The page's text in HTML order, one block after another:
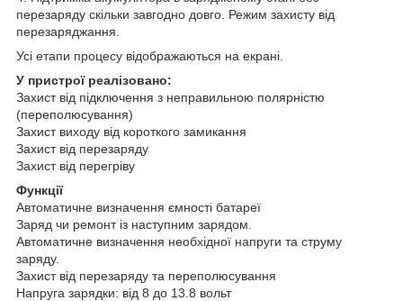
перезаряду скільки завгодно довго. Режим захисту від
перезаряджання.
Усі етапи процесу відображаються на екрані.
У пристрої реалізовано:
Захист від підключення з неправильною полярністю
(переполюсування)
Захист виходу від короткого замикання
Захист від перезаряду
Захист від перегріву
Функції
Автоматичне визначення ємності батареї
Заряд чи ремонт із наступним зарядом.
Автоматичне визначення необхідної напруги та струму
заряду.
Захист від перезаряду та переполюсування
Напруга зарядки: від 8 до 13.8 вольт